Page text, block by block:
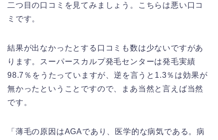
二つ目の口コミを見てみましょう。こちらは悪い口コ
ミです。
結果が出なかったとする口コミも数は少ないですがあ
ります。スーパースカルプ発毛センターは発毛実績
98.7％をうたっていますが、逆を言うと1.3％は効果が
無かったということですので、まあ当然と言えば当然
です。
「薄毛の原因はAGAであり、医学的な病気である。病